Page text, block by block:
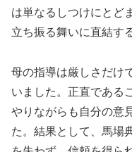
は単なるしつけにとど
立ち振る舞いに直結す
母の指導は厳しさだけ
いました。正直である
やりながらも自分の意
た。結果として、馬場